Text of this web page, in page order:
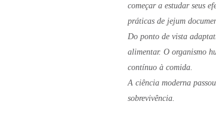
começar a estudar seus
práticas de jejum
Do ponto de vista
alimentar. O organismo
contínuo à comida.
A ciência moderna
sobrevivência.